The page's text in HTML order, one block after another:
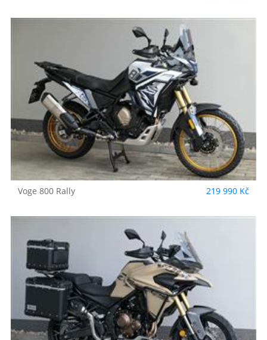
Voge 800 Rally 219 990 Kč